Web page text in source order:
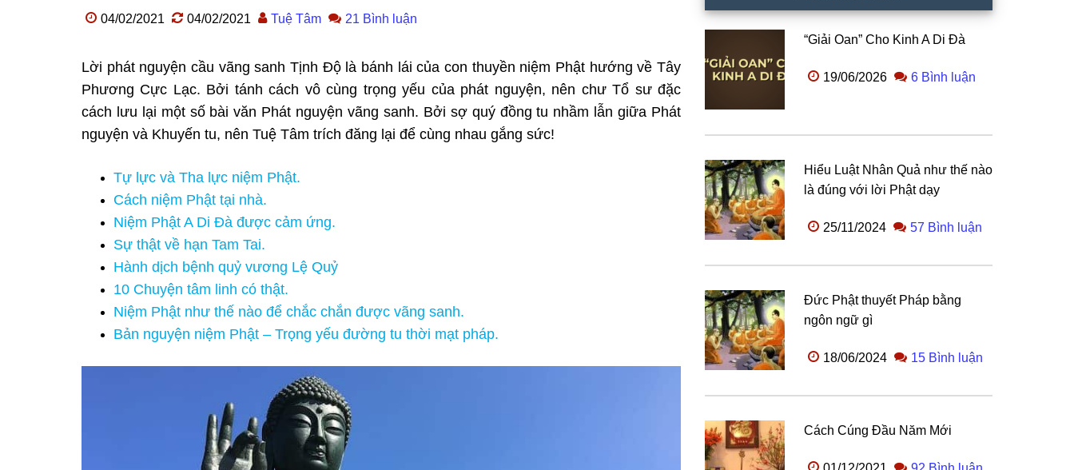
04/02/2021 04/02/2021 Tuệ Tâm 21 Bình luận
Lời phát nguyện cầu vãng sanh Tịnh Độ là bánh lái của con thuyền niệm Phật hướng về Tây
Phương Cực Lạc. Bởi tánh cách vô cùng trọng yếu của phát nguyện, nên chư Tổ sư đặc
cách lưu lại một số bài văn Phát nguyện vãng sanh. Bởi sợ quý đồng tu nhầm lẫn giữa Phát
nguyện và Khuyến tu, nên Tuệ Tâm trích đăng lại để cùng nhau gắng sức!
Tự lực và Tha lực niệm Phật.
Cách niệm Phật tại nhà.
Niệm Phật A Di Đà được cảm ứng.
Sự thật về hạn Tam Tai.
Hành dịch bệnh quỷ vương Lệ Quỷ
10 Chuyện tâm linh có thật.
Niệm Phật như thế nào để chắc chắn được vãng sanh.
Bản nguyện niệm Phật – Trọng yếu đường tu thời mạt pháp.
“Giải Oan” Cho Kinh A Di Đà
19/06/2026 6 Bình luận
Hiểu Luật Nhân Quả như thế nào
là đúng với lời Phật dạy
25/11/2024 57 Bình luận
Đức Phật thuyết Pháp bằng
ngôn ngữ gì
18/06/2024 15 Bình luận
Cách Cúng Đầu Năm Mới